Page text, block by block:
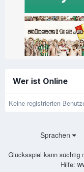
Wer ist Online
Keine registrierten
Sprachen
Glücksspiel kann süchtig
Hilfe: